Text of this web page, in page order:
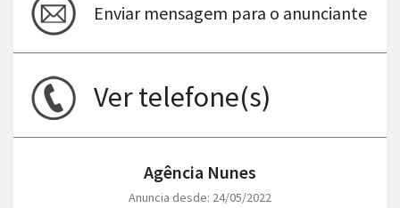
Enviar mensagem para o anunciante
Ver telefone(s)
Agência Nunes
Anuncia desde: 24/05/2022